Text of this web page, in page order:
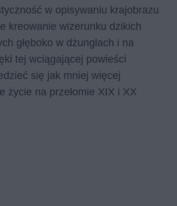
w opisywaniu krajobrazu
kreowanie wizerunku dzikich
głęboko w dżunglach i na
tej wciągającej powieści
się jak mniej więcej
życie na przełomie XIX i XX